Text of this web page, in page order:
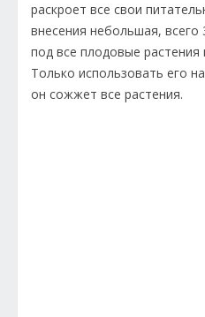
раскроет все свои
внесения небольшая, всего
под все плодовые растения
Только использовать его
он сожжет все растения.